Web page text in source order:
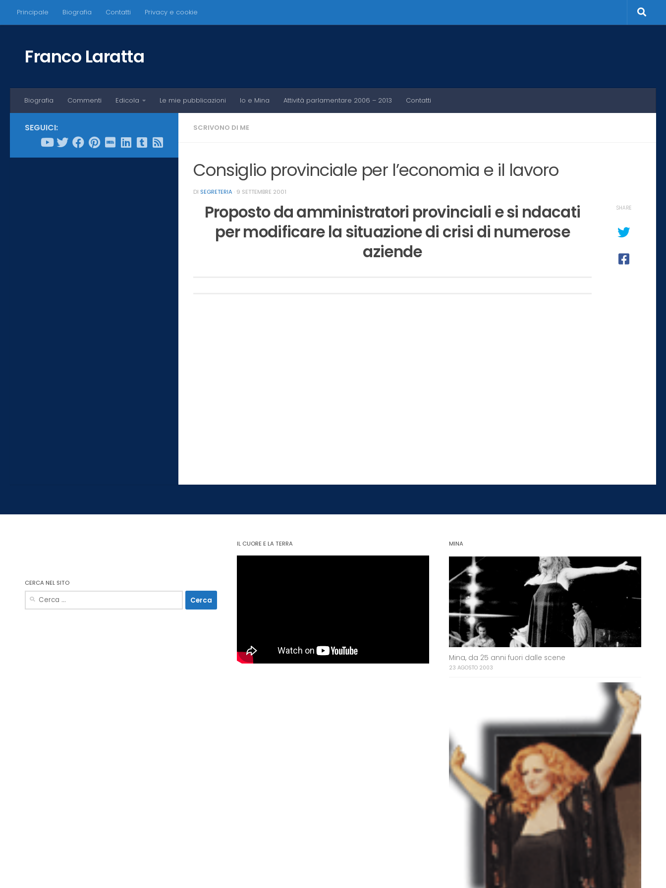
Salta al contenuto
Principale Biografia Contatti Privacy e cookie
Franco Laratta
Biografia Commenti Edicola Le mie pubblicazioni Io e Mina Attività parlamentare 2006 – 2013 Contatti
SCRIVONO DI ME
Consiglio provinciale per l’economia e il lavoro
DI SEGRETERIA · 9 SETTEMBRE 2001
Proposto da amministratori provinciali e si ndacati
per modificare la situazione di crisi di numerose
aziende
SHARE
SEGUICI:
CERCA NEL SITO
Ricerca
per:
IL CUORE E LA TERRA MINA
Mina, da 25 anni fuori dalle scene
23 AGOSTO 2003